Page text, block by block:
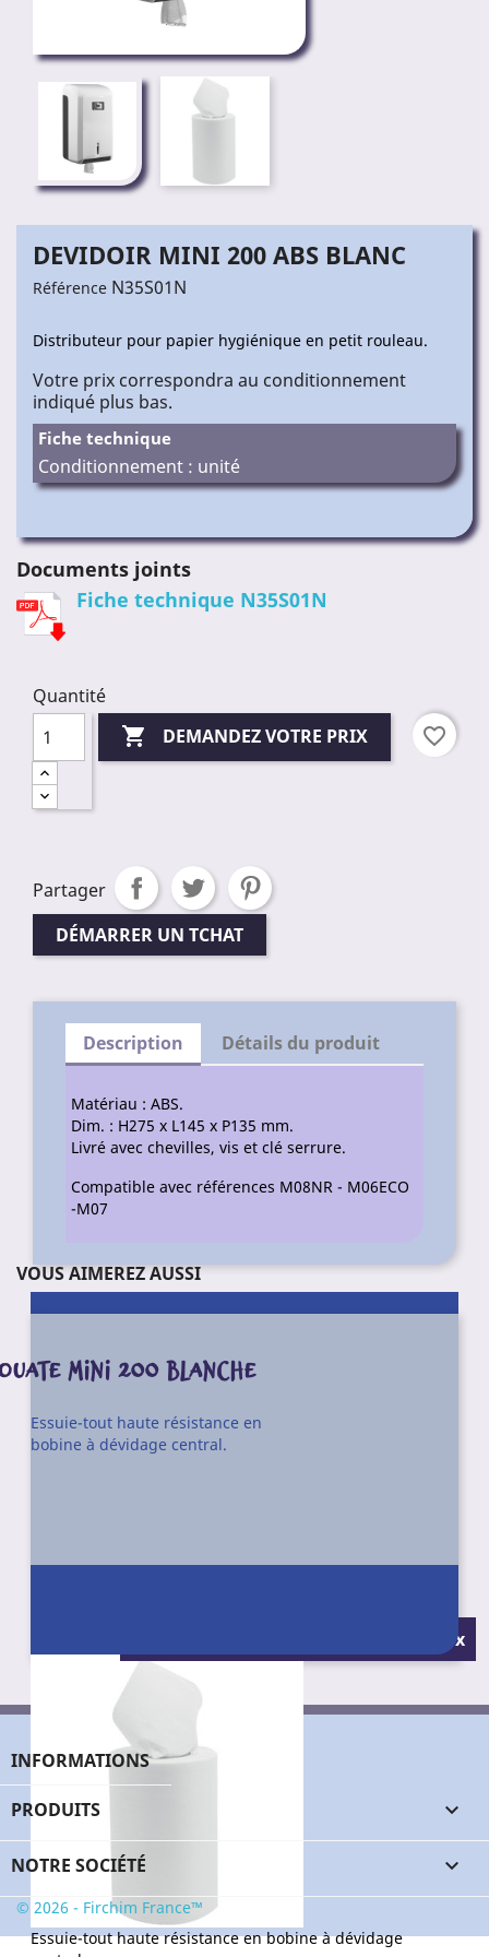
DEVIDOIR MINI 200 ABS BLANC
Référence N35S01N
Distributeur pour papier hygiénique en petit rouleau.
Votre prix correspondra au conditionnement
indiqué plus bas.
Fiche technique
Conditionnement : unité
Documents joints
Fiche technique N35S01N
Quantité
 DEMANDEZ VOTRE PRIX favorite_border
Partager
DÉMARRER UN TCHAT
Description Détails du produit
Matériau : ABS.
Dim. : H275 x L145 x P135 mm.
Livré avec chevilles, vis et clé serrure.
Compatible avec références M08NR - M06ECO
-M07
VOUS AIMEREZ AUSSI
Essuie-tout haute résistance en bobine à dévidage
MINI 200 BLANCHE
Essuie-tout haute résistance en
bobine à dévidage central.
Conditionnement : Pack de 9 rouleaux
INFORMATIONS
PRODUITS 
NOTRE SOCIÉTÉ 
© 2026 - Firchim France™